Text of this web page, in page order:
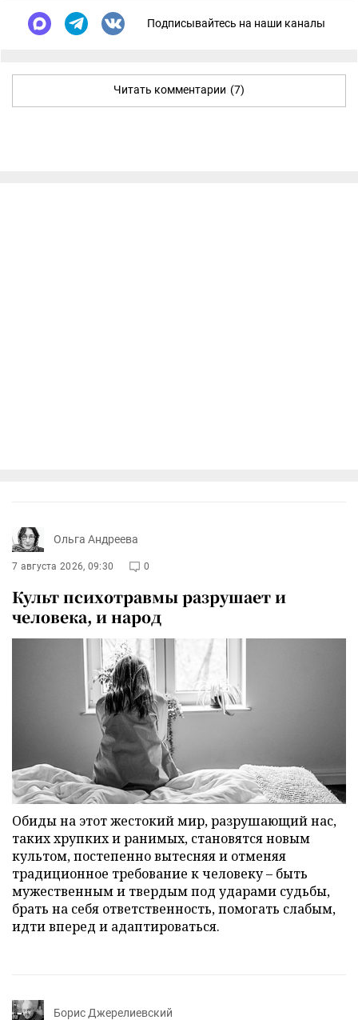
Подписывайтесь на наши каналы
Читать комментарии (7)
Ольга Андреева
7 августа 2026, 09:30 0
Культ психотравмы разрушает и
человека, и народ
Обиды на этот жестокий мир, разрушающий нас,
таких хрупких и ранимых, становятся новым
культом, постепенно вытесняя и отменяя
традиционное требование к человеку – быть
мужественным и твердым под ударами судьбы,
брать на себя ответственность, помогать слабым,
идти вперед и адаптироваться.
Борис Джерелиевский